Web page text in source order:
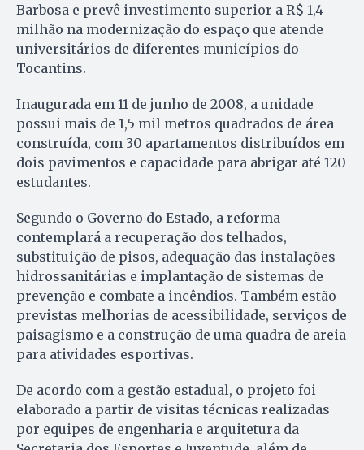
Barbosa e prevê investimento superior a R$ 1,4
milhão na modernização do espaço que atende
universitários de diferentes municípios do
Tocantins.
Inaugurada em 11 de junho de 2008, a unidade
possui mais de 1,5 mil metros quadrados de área
construída, com 30 apartamentos distribuídos em
dois pavimentos e capacidade para abrigar até 120
estudantes.
Segundo o Governo do Estado, a reforma
contemplará a recuperação dos telhados,
substituição de pisos, adequação das instalações
hidrossanitárias e implantação de sistemas de
prevenção e combate a incêndios. Também estão
previstas melhorias de acessibilidade, serviços de
paisagismo e a construção de uma quadra de areia
para atividades esportivas.
De acordo com a gestão estadual, o projeto foi
elaborado a partir de visitas técnicas realizadas
por equipes de engenharia e arquitetura da